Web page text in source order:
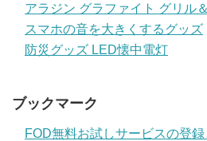
アラジン グラファイト グリル
スマホの音を大きくするグッズ
防災グッズ LED懐中電灯
ブックマーク
FOD無料お試しサービスの登